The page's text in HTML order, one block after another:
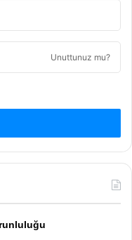
Unuttunuz mu?